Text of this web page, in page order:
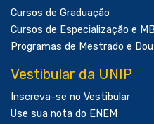
Cursos de Graduação
Cursos de Especialização e
Programas de Mestrado e
Vestibular da UNIP
Inscreva-se no Vestibular
Use sua nota do ENEM